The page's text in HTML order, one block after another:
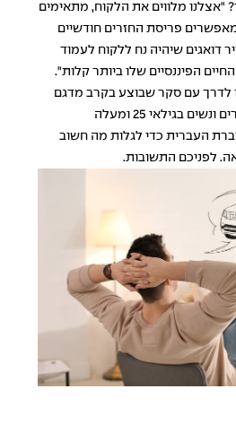
"אצלנו מלווים את הלקוח, מתאימים
פריסת החזרים חודשיים
דואגים שיהיה נח ללקוח לעמוד
הפיננסיים שלו ביותר קלות".
לדרך עם סקר שבוצע בקרב מדגם
אקראי מייצג של 500 גברים ונשים בגילאי 25 ומעלה
העברית כדי לגלות מה חשוב
לפניכם התשובות.